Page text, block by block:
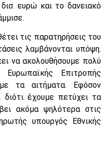
ευρώ και το δανειακό
τις παρατηρήσεις του
λαμβάνονται υπόψη.
να ακολουθήσουμε πολύ
Επιτροπής
τα αιτήματα. Εφόσον
έχουμε πετύχει τα
ακόμα ψηλότερα στις
υπουργός Εθνικής